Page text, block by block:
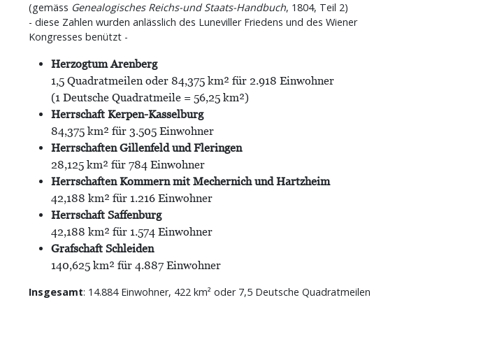
(gemäss Genealogisches Reichs-und Staats-Handbuch, 1804, Teil 2)
- diese Zahlen wurden anlässlich des Luneviller Friedens und des Wiener
Kongresses benützt -
Herzogtum Arenberg
1,5 Quadratmeilen oder 84,375 km² für 2.918 Einwohner
(1 Deutsche Quadratmeile = 56,25 km²)
Herrschaft Kerpen-Kasselburg
84,375 km² für 3.505 Einwohner
Herrschaften Gillenfeld und Fleringen
28,125 km² für 784 Einwohner
Herrschaften Kommern mit Mechernich und Hartzheim
42,188 km² für 1.216 Einwohner
Herrschaft Saffenburg
42,188 km² für 1.574 Einwohner
Grafschaft Schleiden
140,625 km² für 4.887 Einwohner
Insgesamt: 14.884 Einwohner, 422 km² oder 7,5 Deutsche Quadratmeilen